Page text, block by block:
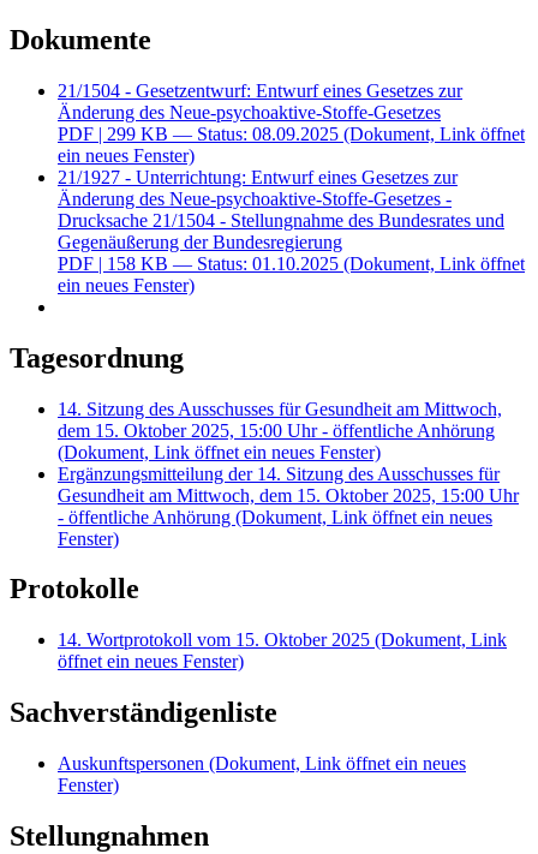
Dokumente
21/1504 - Gesetzentwurf: Entwurf eines Gesetzes zur
Änderung des Neue-psychoaktive-Stoffe-Gesetzes
PDF | 299 KB — Status: 08.09.2025 (Dokument, Link öffnet
ein neues Fenster)
21/1927 - Unterrichtung: Entwurf eines Gesetzes zur
Änderung des Neue-psychoaktive-Stoffe-Gesetzes -
Drucksache 21/1504 - Stellungnahme des Bundesrates und
Gegenäußerung der Bundesregierung
PDF | 158 KB — Status: 01.10.2025 (Dokument, Link öffnet
ein neues Fenster)
Tagesordnung
14. Sitzung des Ausschusses für Gesundheit am Mittwoch,
dem 15. Oktober 2025, 15:00 Uhr - öffentliche Anhörung
(Dokument, Link öffnet ein neues Fenster)
Ergänzungsmitteilung der 14. Sitzung des Ausschusses für
Gesundheit am Mittwoch, dem 15. Oktober 2025, 15:00 Uhr
- öffentliche Anhörung (Dokument, Link öffnet ein neues
Fenster)
Protokolle
14. Wortprotokoll vom 15. Oktober 2025 (Dokument, Link
öffnet ein neues Fenster)
Sachverständigenliste
Auskunftspersonen (Dokument, Link öffnet ein neues
Fenster)
Stellungnahmen